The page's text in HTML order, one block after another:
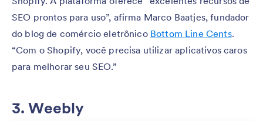
SEO prontos para uso”, afirma Marco Baatjes, fundador
do blog de comércio eletrônico Bottom Line Cents.
“Com o Shopify, você precisa utilizar aplicativos caros
para melhorar seu SEO.”
3. Weebly